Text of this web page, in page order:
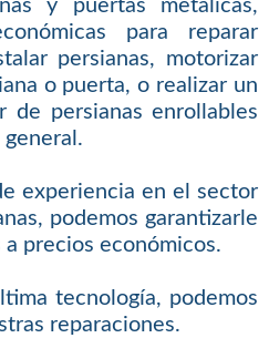
y puertas metálicas,
para reparar
persianas, motorizar
o puerta, o realizar un
de persianas enrollables
general.
experiencia en el sector
podemos garantizarle
precios económicos.
tecnología, podemos
reparaciones.